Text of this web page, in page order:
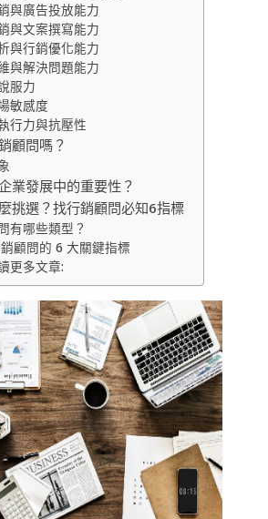
與廣告投放能力
與文案撰寫能力
與行銷優化能力
與解決問題能力
服力
敏感度
行力與抗壓性
顧問嗎？
業發展中的重要性？
挑選？找行銷顧問必知6指標
有哪些類型？
顧問的 6 大關鍵指標
更多文章: